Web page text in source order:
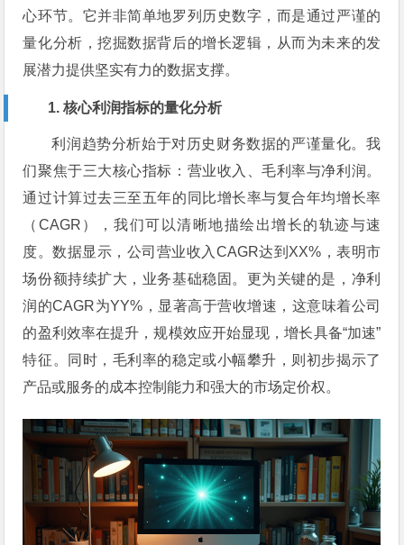
心环节。它并非简单地罗列历史数字，而是通过严谨的
量化分析，挖掘数据背后的增长逻辑，从而为未来的发
展潜力提供坚实有力的数据支撑。
1. 核心利润指标的量化分析
利润趋势分析始于对历史财务数据的严谨量化。我
们聚焦于三大核心指标：营业收入、毛利率与净利润。
通过计算过去三至五年的同比增长率与复合年均增长率
（CAGR），我们可以清晰地描绘出增长的轨迹与速
度。数据显示，公司营业收入CAGR达到XX%，表明市
场份额持续扩大，业务基础稳固。更为关键的是，净利
润的CAGR为YY%，显著高于营收增速，这意味着公司
的盈利效率在提升，规模效应开始显现，增长具备“加速”
特征。同时，毛利率的稳定或小幅攀升，则初步揭示了
产品或服务的成本控制能力和强大的市场定价权。